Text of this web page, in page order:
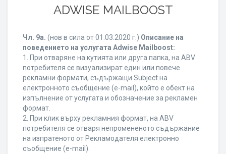
ADWISE MAILBOOST
Чл. 9а. (нов в сила от 01.03.2020 г.) Описание на
поведението на услугата Adwise Mailboost:
1. При отваряне на кутията или друга папка, на ABV
потребителя се визуализират един или повече
рекламни формати, съдържащи Subject на
електронното съобщение (e-mail), който е обект на
изпълнение от услугата и обозначение за рекламен
формат.
2. При клик върху рекламния формат, на ABV
потребителя се отваря непромененото съдържание
на изпратеното от Рекламодателя електронно
съобщение (e-mail).